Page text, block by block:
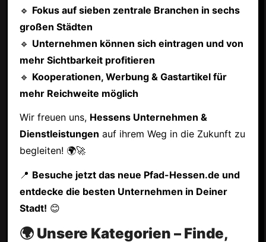
🔹 Fokus auf sieben zentrale Branchen in sechs
großen Städten
🔹 Unternehmen können sich eintragen und von
mehr Sichtbarkeit profitieren
🔹 Kooperationen, Werbung & Gastartikel für
mehr Reichweite möglich
Wir freuen uns, Hessens Unternehmen &
Dienstleistungen auf ihrem Weg in die Zukunft zu
begleiten! 🌍🚀
📍 Besuche jetzt das neue Pfad-Hessen.de und
entdecke die besten Unternehmen in Deiner
Stadt! 😊
🌍 Unsere Kategorien – Finde,